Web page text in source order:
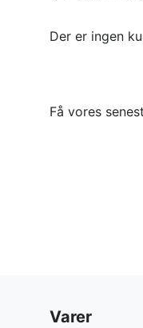
Der er ingen
Få vores
Varer